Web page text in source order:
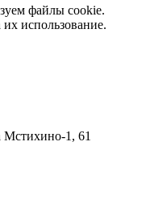
файлы cookie.
использование.
Мстихино-1, 61